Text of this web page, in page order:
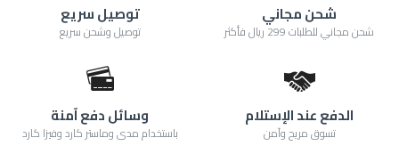
شحن مجاني
شحن مجاني للطلبات 299 ريال فأكثر
توصيل سريع
توصيل وشحن سريع
الدفع عند الإستلام
تسوق مريح وآمن
وسائل دفع آمنة
باستخدام مدى وماستر كارد وفيزا كارد